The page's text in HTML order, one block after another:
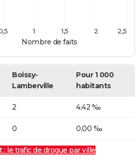
Nombre de faits
1 1,5 2 2,5
Boissy-
Lamberville
Pour 1 000
habitants
2 4,42 ‰
0 0,00 ‰
: le trafic de drogue par ville